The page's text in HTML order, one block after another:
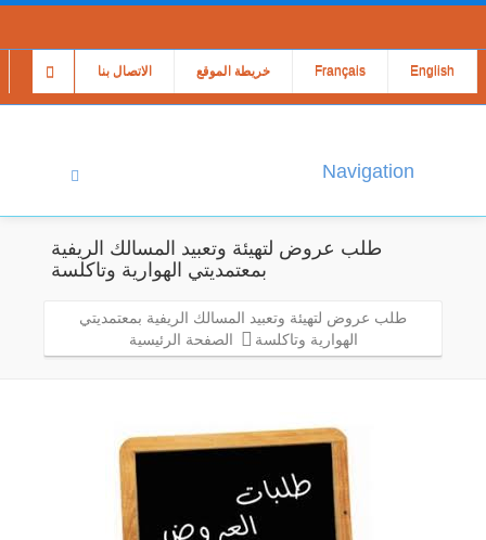
الاتصال بنا خريطة الموقع Français English
Navigation
طلب عروض لتهيئة وتعبيد المسالك الريفية
بمعتمديتي الهوارية وتاكلسة
طلب عروض لتهيئة وتعبيد المسالك الريفية بمعتمديتي
الهوارية وتاكلسة
الصفحة الرئيسية